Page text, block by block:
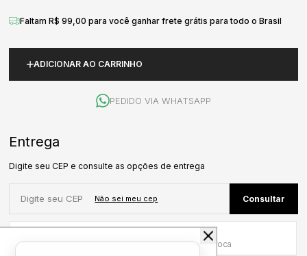
ADICIONAR AO CARRINHO
Faltam R$ 99,00 para você ganhar frete grátis para todo o Brasil
PEDIDO VIA WHATSAPP
Frete por nossa conta na primeira troca